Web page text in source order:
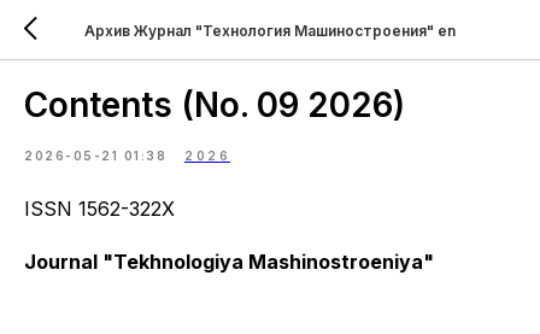
Архив Журнал "Технология Машиностроения" en
Contents (No. 09 2026)
2026-05-21 01:38 2026
ISSN 1562-322X
Journal "Tekhnologiya Mashinostroeniya"